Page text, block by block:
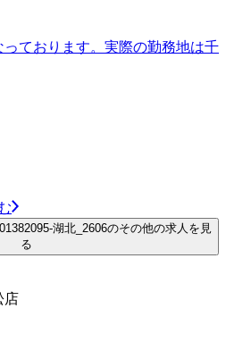
ております。実際の勤務地は千
湖北_2606のその他の求人を見
る
店